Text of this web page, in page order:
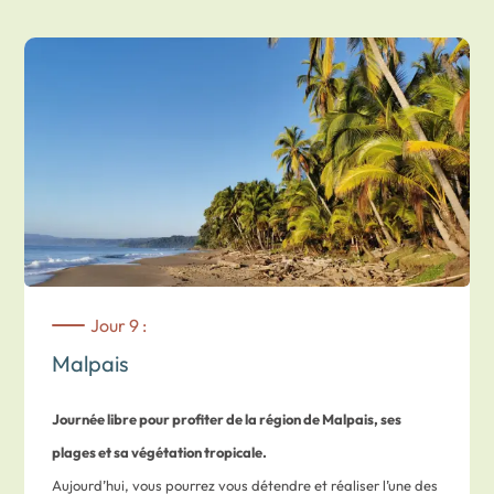
balnéaireafin de profiter dessublimes plages du Pacifique.
Vous traverserez des paysages variés avant d’atteindre la
station balnéaire de Malpaïs.
Temps de route approximatif : 2 heures.
Nuit dans un hôtel intimiste offrant unebelle vue sur l’océan.
Jour 9 :
Malpais
Journée libre pour profiter de la région de Malpais, ses
plages et sa végétation tropicale.
Aujourd’hui, vous pourrez vous détendre et réaliser l’une des